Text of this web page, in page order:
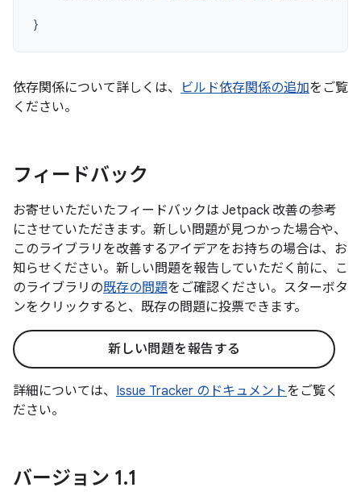
}
依存関係について詳しくは、 ビルド依存関係の追加をご覧
ください。
フィードバック
お寄せいただいたフィードバックは Jetpack 改善の参考
にさせていただきます。新しい問題が見つかった場合や、
このライブラリを改善するアイデアをお持ちの場合は、お
知らせください。新しい問題を報告していただく前に、こ
のライブラリの既存の問題をご確認ください。スターボタ
ンをクリックすると、既存の問題に投票できます。
新しい問題を報告する
詳細については、 Issue Tracker のドキュメントをご覧く
ださい。
バージョン 1.1